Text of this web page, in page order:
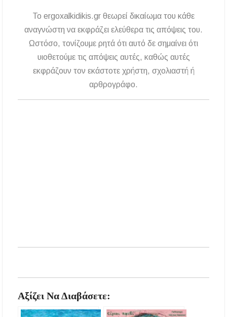
To ergoxalkidikis.gr θεωρεί δικαίωμα του κάθε
αναγνώστη να εκφράζει ελεύθερα τις απόψεις του.
Ωστόσο, τονίζουμε ρητά ότι αυτό δε σημαίνει ότι
υιοθετούμε τις απόψεις αυτές, καθώς αυτές
εκφράζουν τον εκάστοτε χρήστη, σχολιαστή ή
αρθρογράφο.
Αξίζει Να Διαβάσετε: